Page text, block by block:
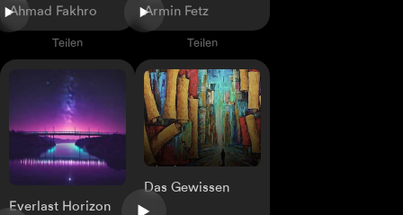
Ahmad Fakhro
Teilen
Armin Fetz
Teilen
Everlast Horizon
Das Gewissen